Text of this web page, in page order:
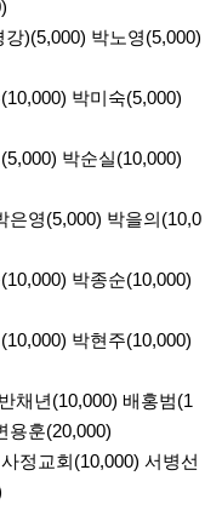
)(5,000) 박노영(5,000)
박미숙(5,000)
박순실(10,000)
은영(5,000) 박을의(10,0
박종순(10,000)
박현주(10,000)
채년(10,000) 배홍범(1
용훈(20,000)
정교회(10,000) 서병선